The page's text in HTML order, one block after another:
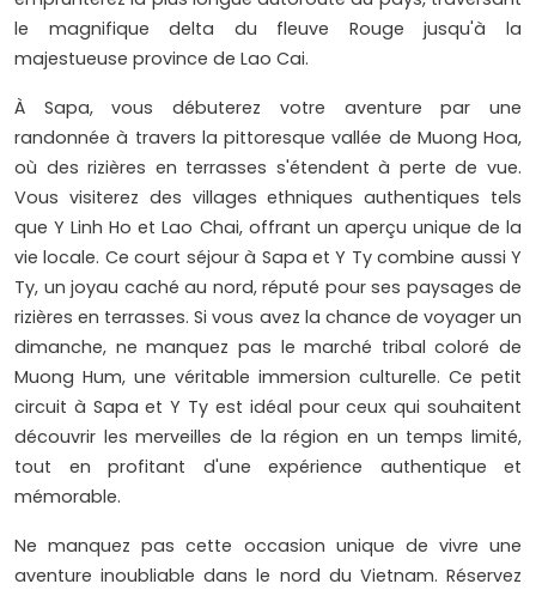
le magnifique delta du fleuve Rouge jusqu'à la
majestueuse province de Lao Cai.
À Sapa, vous débuterez votre aventure par une
randonnée à travers la pittoresque vallée de Muong Hoa,
où des rizières en terrasses s'étendent à perte de vue.
Vous visiterez des villages ethniques authentiques tels
que Y Linh Ho et Lao Chai, offrant un aperçu unique de la
vie locale. Ce court séjour à Sapa et Y Ty combine aussi Y
Ty, un joyau caché au nord, réputé pour ses paysages de
rizières en terrasses. Si vous avez la chance de voyager un
dimanche, ne manquez pas le marché tribal coloré de
Muong Hum, une véritable immersion culturelle. Ce petit
circuit à Sapa et Y Ty est idéal pour ceux qui souhaitent
découvrir les merveilles de la région en un temps limité,
tout en profitant d'une expérience authentique et
mémorable.
Ne manquez pas cette occasion unique de vivre une
aventure inoubliable dans le nord du Vietnam. Réservez